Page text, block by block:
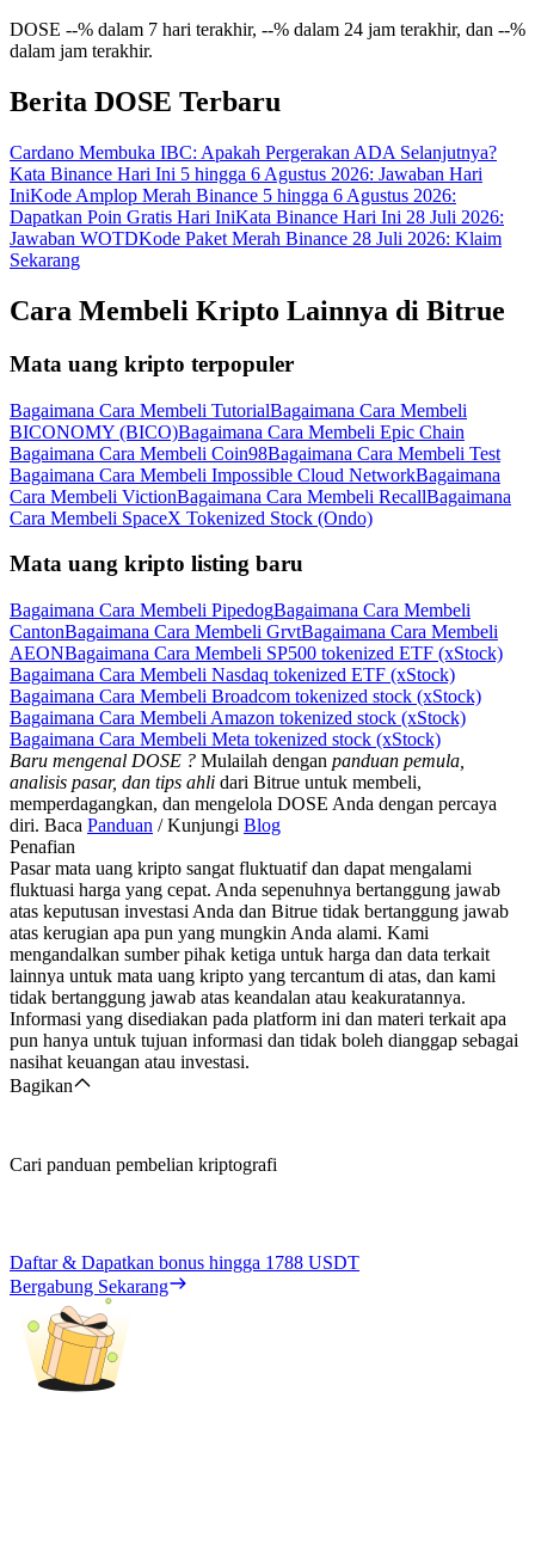
Gabung Mendaftar
DOSE --% dalam 7 hari terakhir, --% dalam 24 jam terakhir, dan --%
dalam jam terakhir.
Berita DOSE Terbaru
Cardano Membuka IBC: Apakah Pergerakan ADA Selanjutnya?
Kata Binance Hari Ini 5 hingga 6 Agustus 2026: Jawaban Hari
IniKode Amplop Merah Binance 5 hingga 6 Agustus 2026:
Dapatkan Poin Gratis Hari IniKata Binance Hari Ini 28 Juli 2026:
Jawaban WOTDKode Paket Merah Binance 28 Juli 2026: Klaim
Sekarang
Cara Membeli Kripto Lainnya di Bitrue
Mata uang kripto terpopuler
Bagaimana Cara Membeli TutorialBagaimana Cara Membeli
BICONOMY (BICO)Bagaimana Cara Membeli Epic Chain
Bagaimana Cara Membeli Coin98Bagaimana Cara Membeli Test
Bagaimana Cara Membeli Impossible Cloud NetworkBagaimana
Cara Membeli VictionBagaimana Cara Membeli RecallBagaimana
Cara Membeli SpaceX Tokenized Stock (Ondo)
Mata uang kripto listing baru
Bagaimana Cara Membeli PipedogBagaimana Cara Membeli
CantonBagaimana Cara Membeli GrvtBagaimana Cara Membeli
AEONBagaimana Cara Membeli SP500 tokenized ETF (xStock)
Bagaimana Cara Membeli Nasdaq tokenized ETF (xStock)
Bagaimana Cara Membeli Broadcom tokenized stock (xStock)
Bagaimana Cara Membeli Amazon tokenized stock (xStock)
Bagaimana Cara Membeli Meta tokenized stock (xStock)
Baru mengenal DOSE ? Mulailah dengan panduan pemula,
analisis pasar, dan tips ahli dari Bitrue untuk membeli,
memperdagangkan, dan mengelola DOSE Anda dengan percaya
diri. Baca Panduan / Kunjungi Blog
Penafian
Pasar mata uang kripto sangat fluktuatif dan dapat mengalami
fluktuasi harga yang cepat. Anda sepenuhnya bertanggung jawab
atas keputusan investasi Anda dan Bitrue tidak bertanggung jawab
atas kerugian apa pun yang mungkin Anda alami. Kami
mengandalkan sumber pihak ketiga untuk harga dan data terkait
lainnya untuk mata uang kripto yang tercantum di atas, dan kami
tidak bertanggung jawab atas keandalan atau keakuratannya.
Informasi yang disediakan pada platform ini dan materi terkait apa
pun hanya untuk tujuan informasi dan tidak boleh dianggap sebagai
nasihat keuangan atau investasi.
Bagikan
Cari panduan pembelian kriptografi
Daftar & Dapatkan bonus hingga 1788 USDT
Bergabung Sekarang